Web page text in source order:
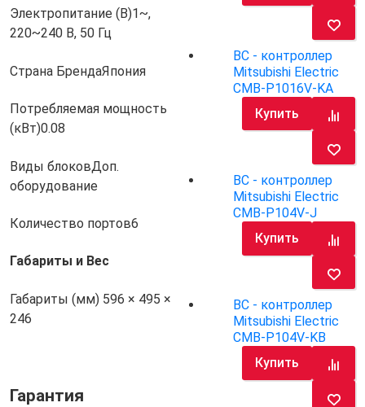
Электропитание (В)1~,
220~240 В, 50 Гц
Страна БрендаЯпония
Потребляемая мощность
(кВт)0.08
Виды блоковДоп.
оборудование
Количество портов6
Габариты и Вес
Габариты (мм) 596 × 495 ×
246
Гарантия
BC - контроллер
Mitsubishi Electric
CMB-P1016V-KA
Купить
BC - контроллер
Mitsubishi Electric
CMB-P104V-J
Купить
BC - контроллер
Mitsubishi Electric
CMB-P104V-KB
Купить